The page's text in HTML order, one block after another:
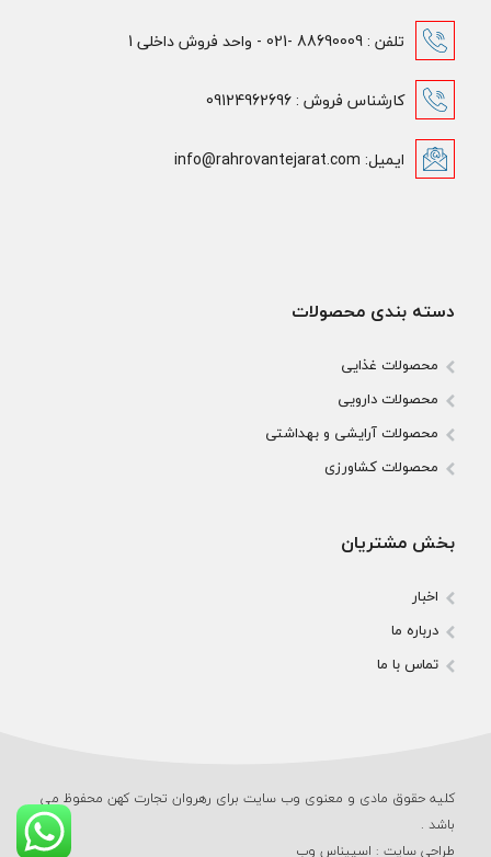
تلفن : 88690009 -021 - واحد فروش داخلی 1
کارشناس فروش : 09124962696
ایمیل: info@rahrovantejarat.com
دسته بندی محصولات
محصولات غذایی
محصولات دارویی
محصولات آرایشی و بهداشتی
محصولات کشاورزی
بخش مشتریان
اخبار
درباره ما
تماس با ما
کلیه حقوق مادی و معنوی وب‌ سایت برای رهروان تجارت کهن محفوظ می‌
باشد .
طراحی سایت: اسپیناس وب